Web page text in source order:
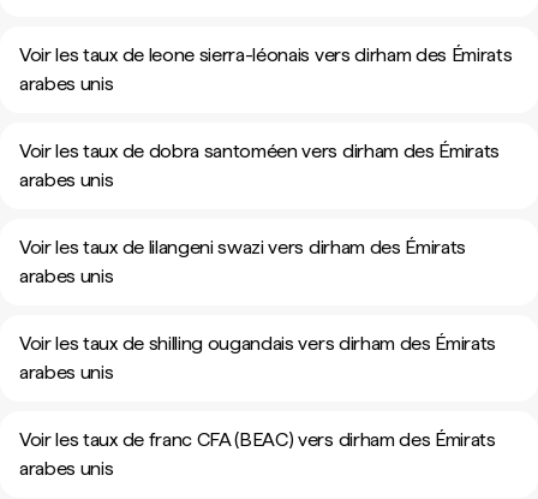
Voir les taux de leone sierra-léonais vers dirham des Émirats
arabes unis
Voir les taux de dobra santoméen vers dirham des Émirats
arabes unis
Voir les taux de lilangeni swazi vers dirham des Émirats
arabes unis
Voir les taux de shilling ougandais vers dirham des Émirats
arabes unis
Voir les taux de franc CFA (BEAC) vers dirham des Émirats
arabes unis